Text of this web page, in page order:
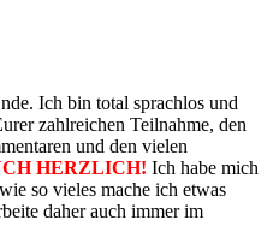
Ich bin total sprachlos und
zahlreichen Teilnahme, den
und den vielen
HERZLICH! Ich habe mich
so vieles mache ich etwas
daher auch immer im